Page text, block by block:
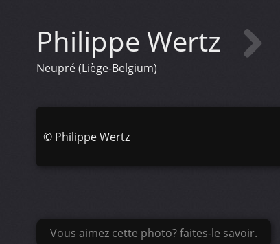
Philippe Wertz
Neupré (Liège-Belgium)
© Philippe Wertz
Vous aimez cette photo? faites-le savoir.